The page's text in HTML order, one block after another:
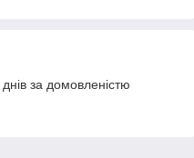
за домовленістю